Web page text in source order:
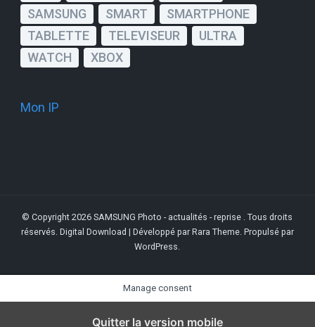
SAMSUNG
SMART
SMARTPHONE
TABLETTE
TELEVISEUR
ULTRA
WATCH
XBOX
Mon IP
© Copyright 2026SAMSUNG Photo - actualités - reprise . Tous droits
réservés. Digital Download | Développé par Rara Theme . Propulsé par
WordPress
Manage consent
Quitter la version mobile